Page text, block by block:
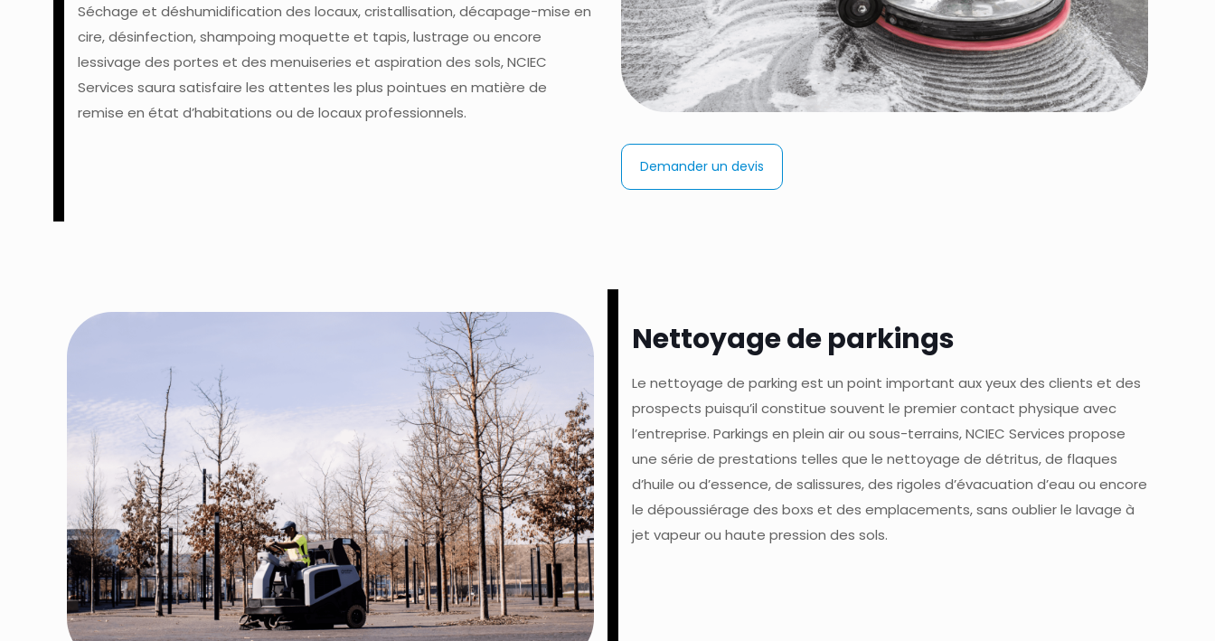
Séchage et déshumidification des locaux, cristallisation, décapage-mise en
cire, désinfection, shampoing moquette et tapis, lustrage ou encore
lessivage des portes et des menuiseries et aspiration des sols, NCIEC
Services saura satisfaire les attentes les plus pointues en matière de
remise en état d’habitations ou de locaux professionnels.
Demander un devis
Nettoyage de parkings
Le nettoyage de parking est un point important aux yeux des clients et des
prospects puisqu’il constitue souvent le premier contact physique avec
l’entreprise. Parkings en plein air ou sous-terrains, NCIEC Services propose
une série de prestations telles que le nettoyage de détritus, de flaques
d’huile ou d’essence, de salissures, des rigoles d’évacuation d’eau ou encore
le dépoussiérage des boxs et des emplacements, sans oublier le lavage à
jet vapeur ou haute pression des sols.